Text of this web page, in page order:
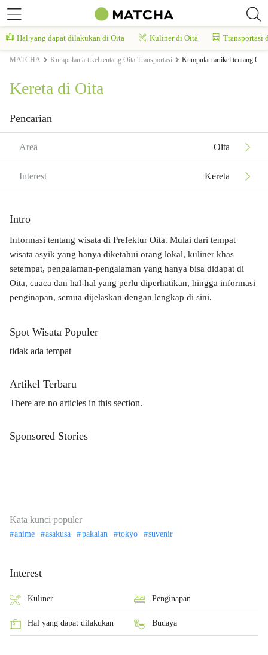
Hal yang dapat dilakukan di Oita Kuliner di Oita Transportasi
MATCHA Kumpulan artikel tentang Oita Transportasi Kumpulan artikel tentang
Kereta di Oita
Pencarian
Area Oita
Interest Kereta
Intro
Informasi tentang wisata di Prefektur Oita. Mulai dari tempat
wisata asyik yang hanya diketahui orang lokal, kuliner khas
setempat, pengalaman-pengalaman yang hanya bisa didapat di
Oita, cuaca dan hal-hal yang perlu diperhatikan, hingga informasi
penginapan, semua dijelaskan dengan lengkap di sini.
Spot Wisata Populer
tidak ada tempat
Artikel Terbaru
There are no articles in this section.
Sponsored Stories
Kata kunci populer
anime asakusa pakaian tokyo suvenir
Interest
Kuliner Penginapan
Hal yang dapat dilakukan Budaya